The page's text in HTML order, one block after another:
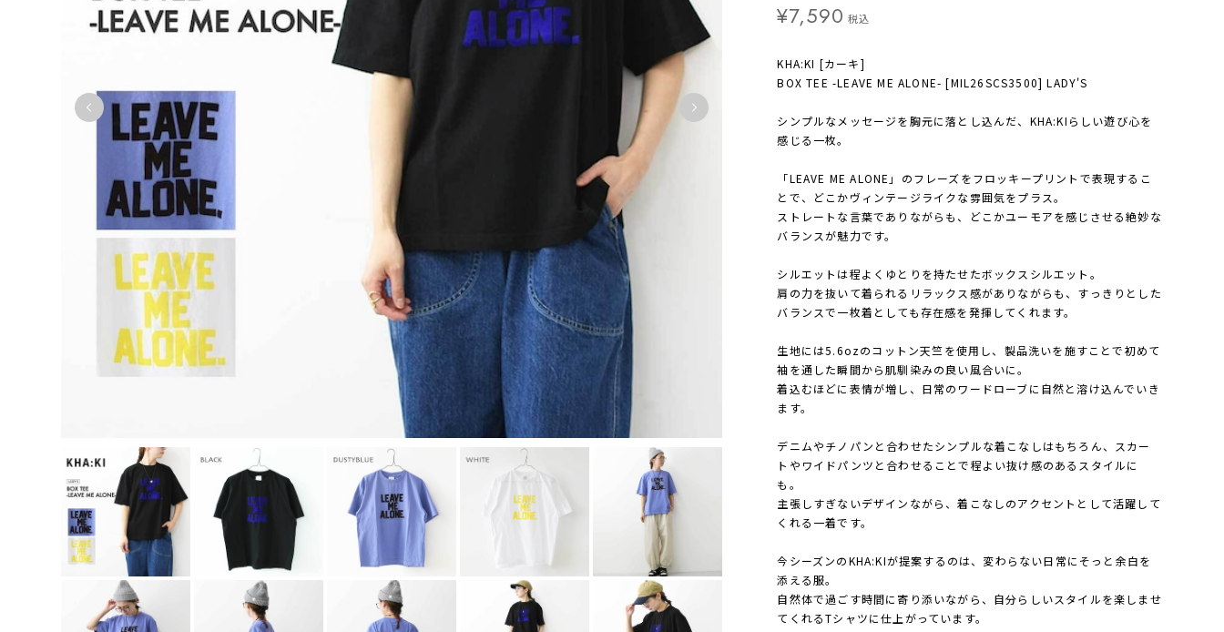
¥7,590 税込
KHA:KI [カーキ]
BOX TEE -LEAVE ME ALONE- [MIL26SCS3500] LADY'S
シンプルなメッセージを胸元に落とし込んだ、KHA:KIらしい遊び心を
感じる一枚。
「LEAVE ME ALONE」のフレーズをフロッキープリントで表現するこ
とで、どこかヴィンテージライクな雰囲気をプラス。
ストレートな言葉でありながらも、どこかユーモアを感じさせる絶妙な
バランスが魅力です。
シルエットは程よくゆとりを持たせたボックスシルエット。
肩の力を抜いて着られるリラックス感がありながらも、すっきりとした
バランスで一枚着としても存在感を発揮してくれます。
生地には5.6ozのコットン天竺を使用し、製品洗いを施すことで初めて
袖を通した瞬間から肌馴染みの良い風合いに。
着込むほどに表情が増し、日常のワードローブに自然と溶け込んでいき
ます。
デニムやチノパンと合わせたシンプルな着こなしはもちろん、スカー
トやワイドパンツと合わせることで程よい抜け感のあるスタイルに
も。
主張しすぎないデザインながら、着こなしのアクセントとして活躍して
くれる一着です。
今シーズンのKHA:KIが提案するのは、変わらない日常にそっと余白を
添える服。
自然体で過ごす時間に寄り添いながら、自分らしいスタイルを楽しませ
てくれるTシャツに仕上がっています。